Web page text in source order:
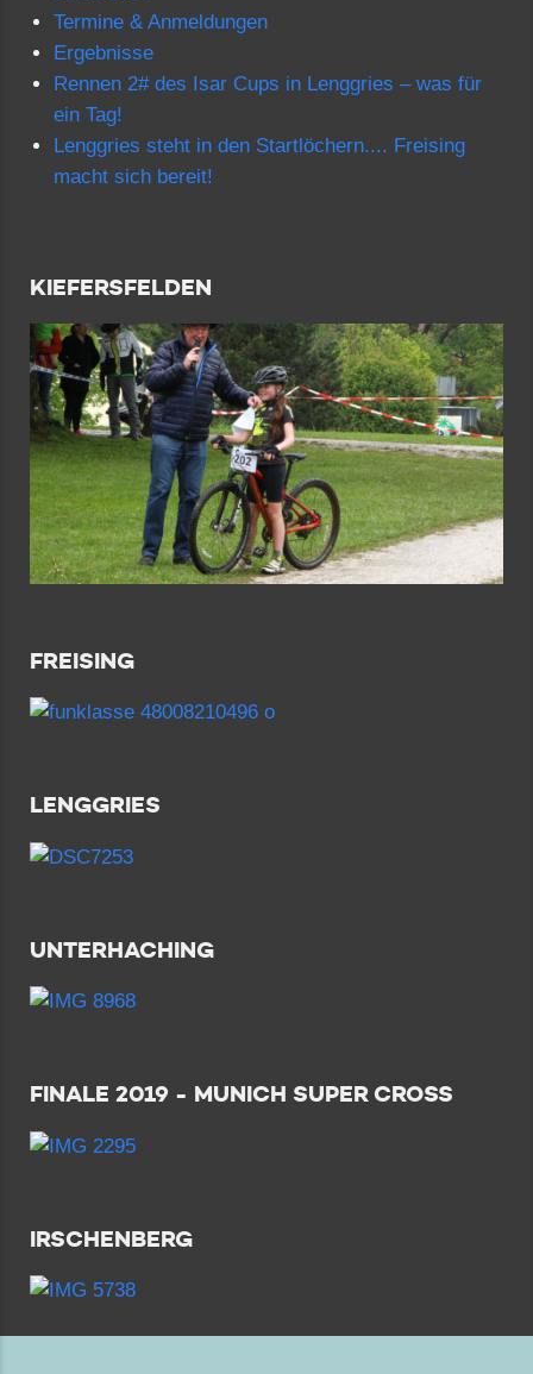
Termine & Anmeldungen
Ergebnisse
Rennen 2# des Isar Cups in Lenggries – was für
ein Tag!
Lenggries steht in den Startlöchern.... Freising
macht sich bereit!
KIEFERSFELDEN
FREISING
LENGGRIES
UNTERHACHING
FINALE 2019 - MUNICH SUPER CROSS
IRSCHENBERG